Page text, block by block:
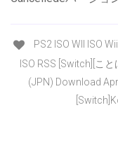
PS2 ISO WII ISO
ISO RSS [Switch][こ
(JPN) Download